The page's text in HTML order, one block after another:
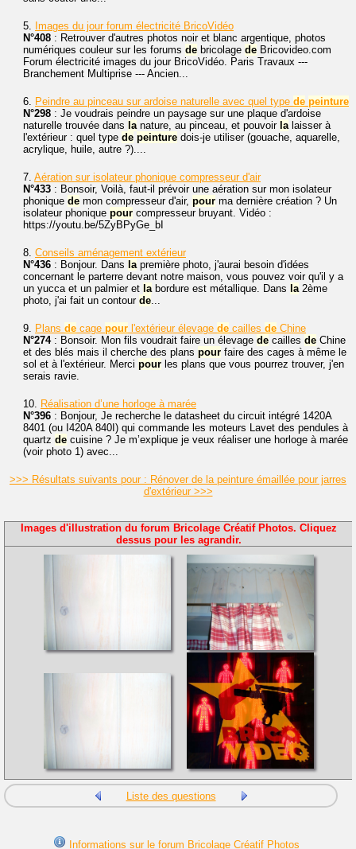
5. Images du jour forum électricité BricoVidéo
N°408 : Retrouver d'autres photos noir et blanc argentique, photos
numériques couleur sur les forums de bricolage de Bricovideo.com
Forum électricité images du jour BricoVidéo. Paris Travaux ---
Branchement Multiprise --- Ancien...
6. Peindre au pinceau sur ardoise naturelle avec quel type de peinture
N°298 : Je voudrais peindre un paysage sur une plaque d'ardoise
naturelle trouvée dans lanature, au pinceau, et pouvoir lalaisser à
l'extérieur : quel type de peinture dois-je utiliser (gouache, aquarelle,
acrylique, huile, autre ?)....
7. Aération sur isolateur phonique compresseur d'air
N°433 : Bonsoir, Voilà, faut-il prévoir une aération sur mon isolateur
phonique de mon compresseur d'air, pour ma dernière création ? Un
isolateur phonique pour compresseur bruyant. Vidéo :
https://youtu.be/5ZyBPyGe_bI
8. Conseils aménagement extérieur
N°436 : Bonjour. Dans lapremière photo, j'aurai besoin d'idées
concernant le parterre devant notre maison, vous pouvez voir qu'il y a
un yucca et un palmier et labordure est métallique. Dans la2ème
photo, j'ai fait un contour de...
9. Plans de cage pour l'extérieur élevage de cailles de Chine
N°274: Bonsoir. Mon fils voudrait faire un élevage de cailles de Chine
et des blés mais il cherche des plans pour faire des cages à même le
sol et à l'extérieur. Merci pour les plans que vous pourrez trouver, j'en
serais ravie.
10. Réalisation d’une horloge à marée
N°396 : Bonjour, Je recherche le datasheet du circuit intégré 1420A
8401 (ou I420A 840I) qui commande les moteurs Lavet des pendules à
quartz de cuisine ? Je m’explique je veux réaliser une horloge à marée
(voir photo 1) avec...
>>> Résultats suivants pour : Rénover de la peinture émaillée pour jarres
d'extérieur >>>
Images d'illustration du forum Bricolage Créatif Photos. Cliquez
dessus pour les agrandir.
Liste des questions
Informations sur le forum Bricolage Créatif Photos